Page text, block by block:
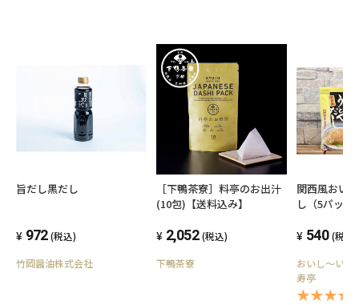
旨だし黒だし
972 (税込)
竹岡醤油株式会社
［下鴨茶寮］料亭のお出汁
(10包)【送料込み】
2,052 (税込)
下鴨茶寮
関西風おい
し（5パック
540 (税込)
おいし～いお
寿亭